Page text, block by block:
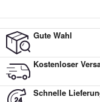
Gute Wahl
Kostenloser
Schnelle